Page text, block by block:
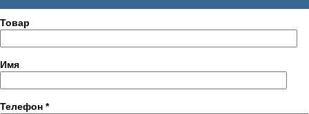
Товар
Имя
Телефон *